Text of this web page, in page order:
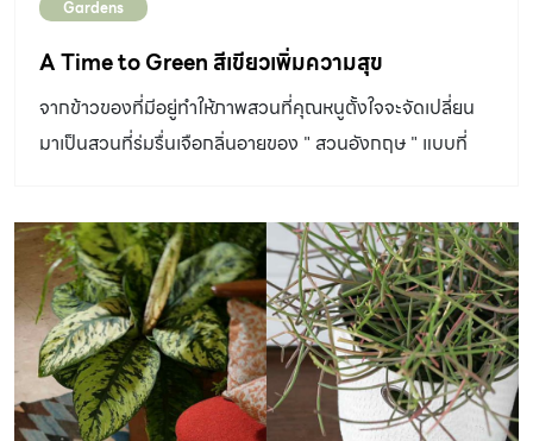
Gardens
A Time to Green สีเขียวเพิ่มความสุข
จากข้าวของที่มีอยู่ทำให้ภาพสวนที่คุณหนูตั้งใจจะจัดเปลี่ยน
มาเป็นสวนที่ร่มรื่นเจือกลิ่นอายของ " สวนอังกฤษ " แบบที่